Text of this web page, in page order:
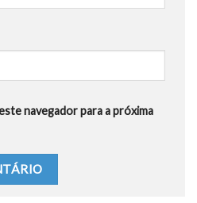
navegador para a próxima